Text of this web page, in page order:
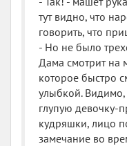
тут видно, что
говорить, что
- Но не было
Дама смотрит на
которое быстро
улыбкой.
глупую девочку-
кудряшки, лицо
замечание во